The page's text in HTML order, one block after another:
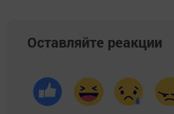
Оставляйте реакции